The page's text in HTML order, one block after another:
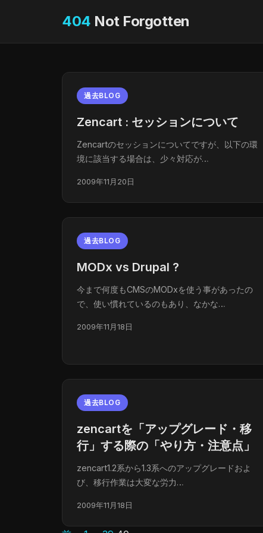
404 Not Forgotten
過去BLOG
Zencart : セッションについて
Zencartのセッションについてですが、以下の環
境に該当する場合は、少々対応が…
2009年11月20日
過去BLOG
MODx vs Drupal ?
今まで何度もCMSのMODxを使う事があったの
で、使い慣れているのもあり、なかな…
2009年11月18日
過去BLOG
zencartを「アップグレード・移
行」する際の「やり方・注意点」
zencart1.2系から1.3系へのアップグレードおよ
び、移行作業は大変な労力…
2009年11月18日